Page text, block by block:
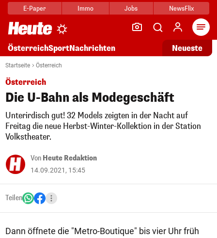
E-Paper Immo Jobs NewsFlix
ÖsterreichSportNachrichten Neueste
Startseite Österreich
Österreich
Die U-Bahn als Modegeschäft
Unterirdisch gut! 32 Models zeigten in der Nacht auf
Freitag die neue Herbst-Winter-Kollektion in der Station
Volkstheater.
Von Heute Redaktion
14.09.2021, 15:45
Teilen
Dann öffnete die "Metro-Boutique" bis vier Uhr früh